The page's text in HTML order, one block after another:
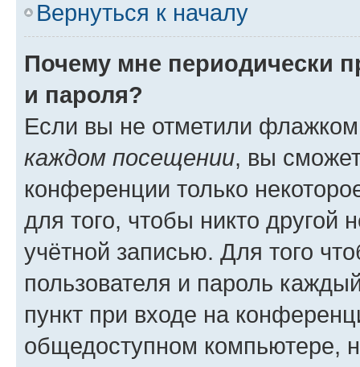
Вернуться к началу
Почему мне периодически
и пароля?
Если вы не отметили
каждом посещении, вы
конференции только
для того, чтобы никто другой
учётной записью. Для того
пользователя и пароль
пункт при входе на
общедоступном компьютере,